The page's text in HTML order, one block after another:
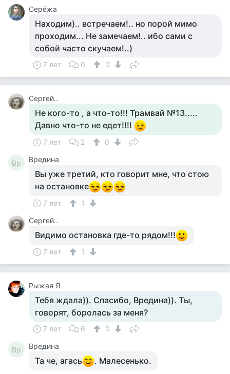
Серёжа
Находим).. встречаем!.. но порой мимо
проходим... Не замечаем!.. ибо сами с
собой часто скучаем!..)
7 лет 0 0
Сергей..
Не кого-то , а что-то!!! Трамвай №13.....
Давно что-то не едет!!!!
7 лет 2 0
Вр Вредина
Вы уже третий, кто говорит мне, что стою
на остановке
7 лет
1
Сергей..
Видимо остановка где-то рядом!!!
7 лет 1
Рыжая Я
Тебя ждала)). Спасибо, Вредина)). Ты,
говорят, боролась за меня?
7 лет 6 0
Вр Вредина
Та че, агась . Малесенько.